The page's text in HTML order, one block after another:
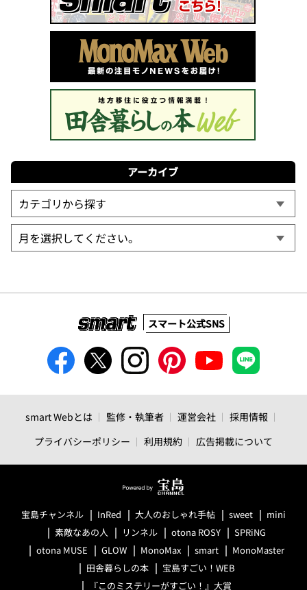
アーカイブ
スマート公式SNS
smart Webとは 監修・執筆者 運営会社
採用情報
プライバシーポリシー
利用規約 広告掲載について
宝島チャンネル InRed 大人のおしゃれ手帖 sweet
mini
素敵なあの人
リンネル otona ROSY
SPRiNG
otona MUSE
GLOW MonoMax smart
MonoMaster
田舎暮らしの本
宝島すごい！WEB
『このミステリーがすごい！』大賞